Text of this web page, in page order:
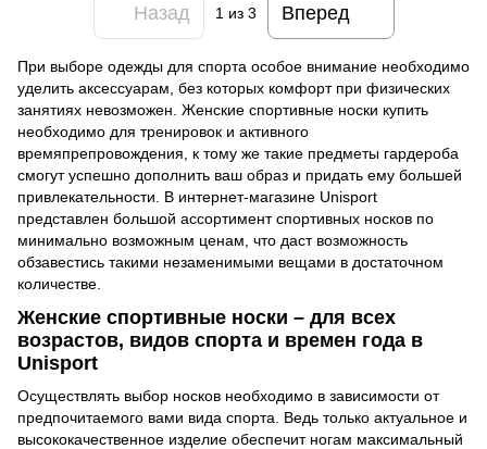
Назад 1из 3 Вперед
При выборе одежды для спорта особое внимание необходимо
уделить аксессуарам, без которых комфорт при физических
занятиях невозможен. Женские спортивные носки купить
необходимо для тренировок и активного
времяпрепровождения, к тому же такие предметы гардероба
смогут успешно дополнить ваш образ и придать ему большей
привлекательности. В интернет-магазине Unisport
представлен большой ассортимент спортивных носков по
минимально возможным ценам, что даст возможность
обзавестись такими незаменимыми вещами в достаточном
количестве.
Женские спортивные носки – для всех
возрастов, видов спорта и времен года в
Unisport
Осуществлять выбор носков необходимо в зависимости от
предпочитаемого вами вида спорта. Ведь только актуальное и
высококачественное изделие обеспечит ногам максимальный